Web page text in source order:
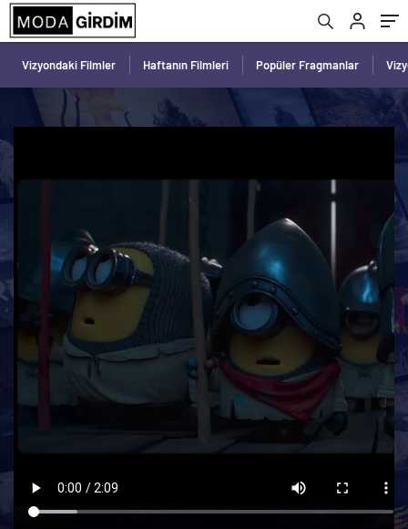
Vizyondaki Filmler Haftanın Filmleri Popüler Fragmanlar